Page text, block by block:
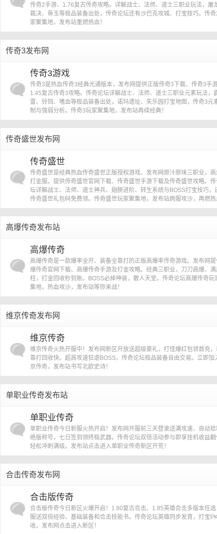
传奇2手游、1.76复古传奇攻略。详解战士、法师、道士三职业玩法，屠
裁决、骨玉等极品装备出处，传奇论坛还有沙巴克攻城、打宝技巧。传
家聚集地，发布站重燃热血！
传奇3发布网
传奇3游戏
传奇3是热血传奇3经典光通版本，发布网提供正版传奇3下载、传奇3手
1.45复古传奇3攻略。传奇论坛详解战士、法师、道士三职业元素玩法，
雷、铃铛、嗜血等极品装备出处，诺玛遗址、失乐园打宝地图，传奇3元
制与强弱分析。传奇3玩家聚集地，发布站再续经典！
传奇盛世发布网
传奇盛世
传奇盛世是经典热血传奇盛世正版授权游戏，发布网原汁原味三职业，
打金服。提供传奇盛世官网下载、传奇盛世手游下载及传奇盛世攻略。
坛详解战士、法师、道士神兵、翅膀进阶、转生系统与BOSS打宝技巧，
传奇盛世礼包码免费领。传奇盛世玩家聚集地，发布站跨服攻沙，再燃
高爆传奇发布站
高爆传奇
高爆传奇是一款爆率全开、装备全靠打的正版高爆率传奇游戏。发布网
爆传奇官网下载、高爆传奇手游及打金攻略。经典三职业，刀刀高爆、
柱，打金回收秒到账。BOSS必掉神装，散人天堂。传奇论坛高爆传奇玩
集地，热血攻沙，发布站等你来战！
维京传奇发布网
维京传奇
维京传奇火热开服中！发布网新区开放送超级豪礼，打怪爆红包领首充
靠打回收快。超高攻速狂虐BOSS，传奇论坛极品装备自由交易。立即加
京传奇，发布站书写北欧史诗！
单职业传奇发布站
单职业传奇
单职业传奇今日新服火热开启！发布网开服前三天登录送满攻速、自动
绝版称号，七日签到领终极武器。传奇论坛双倍活动参与即享挂机收益
轻松冲刺满级。发布站点击进入单职业传奇新区开荒！
合击传奇发布网
合击版传奇
合击版传奇今日新区火爆开启！1.80复古合击、1.85英雄合击多版本任
服送双倍经验、基础装备和合击技能书。传奇论坛英雄同步发育，打宝
收。发布网点击进入新区！